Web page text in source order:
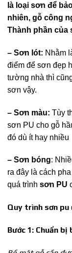
là loại sơn để
nhiên, gỗ công
Thành phần của
– Sơn lót: Nhằm
điểm để sơn đẹp
tường nhà thì
sơn vậy.
– Sơn màu: Tùy
sơn PU cho gỗ
đó dù ít hay nhiều
– Sơn bóng:
ra đây là cách
quá trình sơn PU
Quy trình sơn pu
Bước 1: Chuẩn bị